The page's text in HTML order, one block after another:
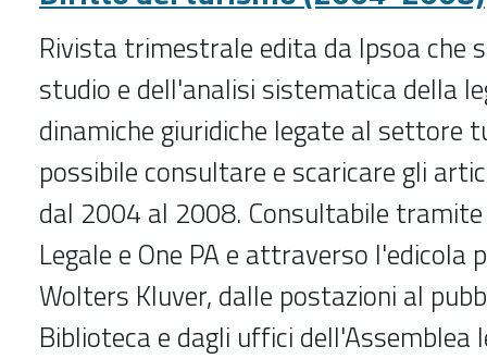
Rivista trimestrale edita da Ipsoa che
studio e dell'analisi sistematica della
dinamiche giuridiche legate al settore
possibile consultare e scaricare gli
dal 2004 al 2008. Consultabile
Legale e One PA e attraverso l'edicola
Wolters Kluver, dalle postazioni al
Biblioteca e dagli uffici dell'Assemblea